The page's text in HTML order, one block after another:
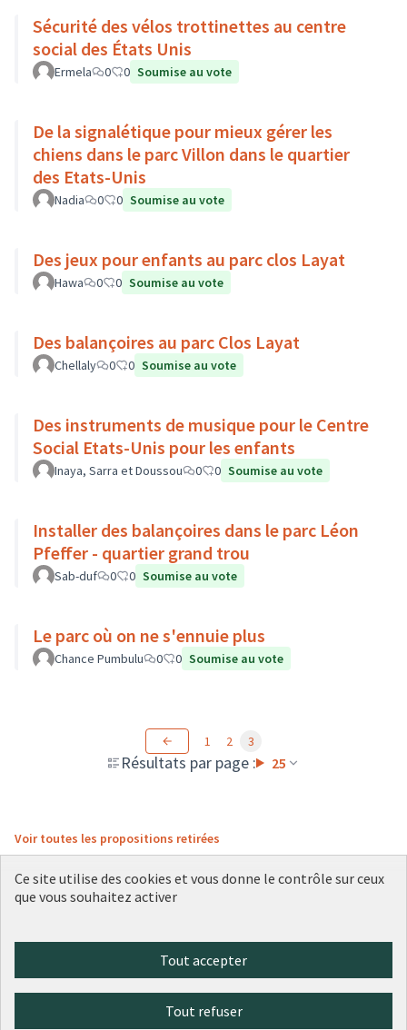
Sécurité des vélos trottinettes au centre
social des États Unis
Ermela 0 0 Soumise au vote
De la signalétique pour mieux gérer les
chiens dans le parc Villon dans le quartier
des Etats-Unis
Nadia 0 0 Soumise au vote
Des jeux pour enfants au parc clos Layat
Hawa 0 0 Soumise au vote
Des balançoires au parc Clos Layat
Chellaly 0 0 Soumise au vote
Des instruments de musique pour le Centre
Social Etats-Unis pour les enfants
Inaya, Sarra et Doussou 0 0 Soumise au vote
Installer des balançoires dans le parc Léon
Pfeffer - quartier grand trou
Sab-duf 0 0 Soumise au vote
Le parc où on ne s'ennuie plus
Chance Pumbulu 0 0 Soumise au vote
Résultats par page : 25
1 2 3
Voir toutes les propositions retirées
(Lien externe)
(Lien externe)
(Lien externe)
(Lien externe)
(Lien externe)
Ce site utilise des cookies et vous donne le contrôle sur ceux
que vous souhaitez activer
Tout accepter
Tout refuser